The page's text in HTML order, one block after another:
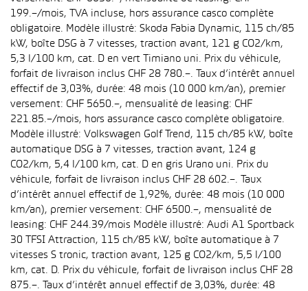
199.–/mois, TVA incluse, hors assurance casco complète
obligatoire. Modèle illustré: Skoda Fabia Dynamic, 115 ch/85
kW, boîte DSG à 7 vitesses, traction avant, 121 g CO2/km,
5,3 l/100 km, cat. D en vert Timiano uni. Prix du véhicule,
forfait de livraison inclus CHF 28 780.–. Taux d’intérêt annuel
effectif de 3,03%, durée: 48 mois (10 000 km/an), premier
versement: CHF 5650.–, mensualité de leasing: CHF
221.85.–/mois, hors assurance casco complète obligatoire.
Modèle illustré: Volkswagen Golf Trend, 115 ch/85 kW, boîte
automatique DSG à 7 vitesses, traction avant, 124 g
CO2/km, 5,4 l/100 km, cat. D en gris Urano uni. Prix du
véhicule, forfait de livraison inclus CHF 28 602.–. Taux
d’intérêt annuel effectif de 1,92%, durée: 48 mois (10 000
km/an), premier versement: CHF 6500.–, mensualité de
leasing: CHF 244.39/mois Modèle illustré: Audi A1 Sportback
30 TFSI Attraction, 115 ch/85 kW, boîte automatique à 7
vitesses S tronic, traction avant, 125 g CO2/km, 5,5 l/100
km, cat. D. Prix du véhicule, forfait de livraison inclus CHF 28
875.–. Taux d’intérêt annuel effectif de 3,03%, durée: 48